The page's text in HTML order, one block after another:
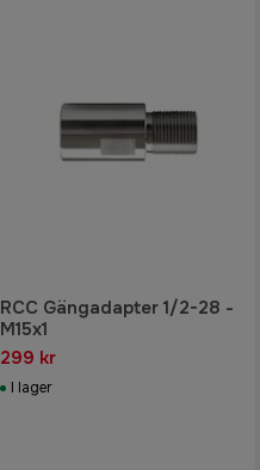
RCC Gängadapter 1/2-28 -
M15x1
299 kr
I lager